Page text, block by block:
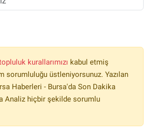
kurallarımızı kabul etmiş
sorumluluğu üstleniyorsunuz. Yazılan
Haberleri - Bursa'da Son Dakika
Analiz hiçbir şekilde sorumlu